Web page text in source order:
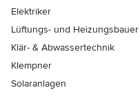
Elektriker
Lüftungs- und Heizungsbauer
Klär- & Abwassertechnik
Klempner
Solaranlagen